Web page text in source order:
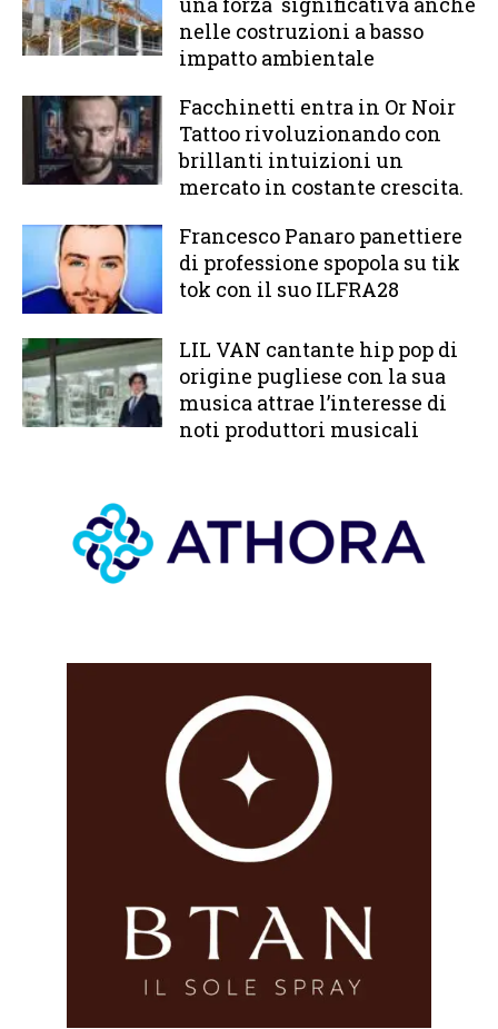
nelle costruzioni a basso
impatto ambientale
Facchinetti entra in Or Noir
Tattoo rivoluzionando con
brillanti intuizioni un
mercato in costante crescita.
Francesco Panaro panettiere
di professione spopola su tik
tok con il suo ILFRA28
LIL VAN cantante hip pop di
origine pugliese con la sua
musica attrae l’interesse di
noti produttori musicali